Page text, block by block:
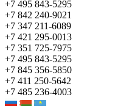
+7 495 843-5295
+7 842 240-9021
+7 347 211-6089
+7 421 295-0013
+7 351 725-7975
+7 495 843-5295
+7 845 356-5850
+7 411 250-5642
+7 485 236-4003